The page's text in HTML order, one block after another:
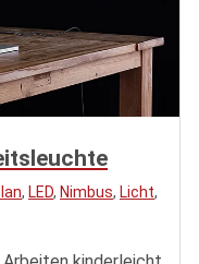
, LED, Nimbus, Licht,